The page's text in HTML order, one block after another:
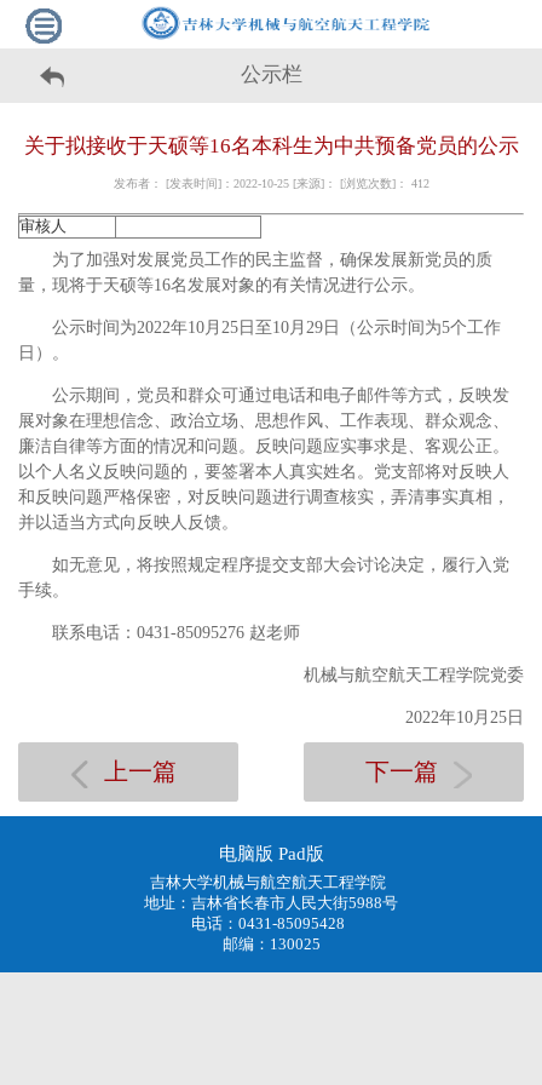
公示栏
关于拟接收于天硕等16名本科生为中共预备党员的公示
发布者： [发表时间]：2022-10-25 [来源]： [浏览次数]： 412
审核人
为了加强对发展党员工作的民主监督，确保发展新党员的质
量，现将于天硕等16名发展对象的有关情况进行公示。
公示时间为2022年10月25日至10月29日（公示时间为5个工作
日）。
公示期间，党员和群众可通过电话和电子邮件等方式，反映发
展对象在理想信念、政治立场、思想作风、工作表现、群众观念、
廉洁自律等方面的情况和问题。反映问题应实事求是、客观公正。
以个人名义反映问题的，要签署本人真实姓名。党支部将对反映人
和反映问题严格保密，对反映问题进行调查核实，弄清事实真相，
并以适当方式向反映人反馈。
如无意见，将按照规定程序提交支部大会讨论决定，履行入党
手续。
联系电话：0431-85095276 赵老师
机械与航空航天工程学院党委
2022年10月25日
上一篇 下一篇
电脑版 Pad版
吉林大学机械与航空航天工程学院
地址：吉林省长春市人民大街5988号
电话：0431-85095428
邮编：130025